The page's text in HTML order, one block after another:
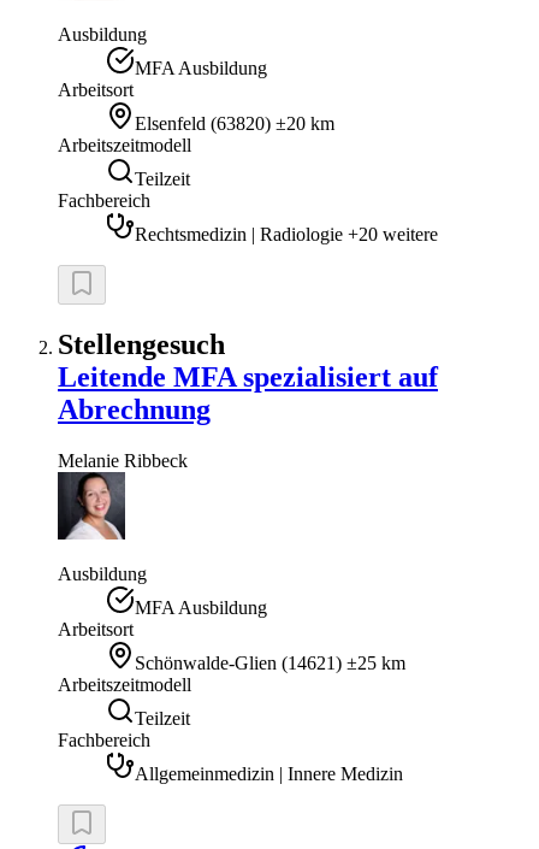
Ausbildung
MFA Ausbildung
Arbeitsort
Elsenfeld (63820) ±20 km
Arbeitszeitmodell
Teilzeit
Fachbereich
Rechtsmedizin | Radiologie +20 weitere
Stellengesuch
Leitende MFA spezialisiert auf
Abrechnung
Melanie Ribbeck
Ausbildung
MFA Ausbildung
Arbeitsort
Schönwalde-Glien (14621) ±25 km
Arbeitszeitmodell
Teilzeit
Fachbereich
Allgemeinmedizin | Innere Medizin